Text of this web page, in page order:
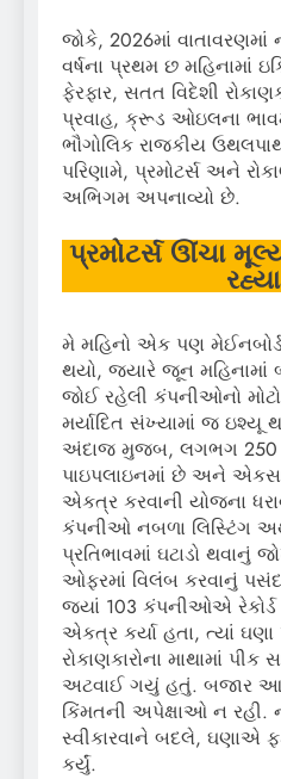
જોકે, 2026માં વાતાવરણમાં
વર્ષના પ્રથમ છ મહિનામાં
ફેરફાર, સતત વિદેશી
પ્રવાહ, ક્રૂડ ઓઇલના
ભૌગોલિક રાજકીય
પરિણામે, પ્રમોટર્સ અને
અભિગમ અપનાવ્યો છે.
પ્રમોટર્સ ઊંચા
મે મહિનો એક પણ મેઈનબોર્ડ
થયો, જ્યારે જૂન મહિનામાં
જોઈ રહેલી કંપનીઓનો
મર્યાદિત સંખ્યામાં જ ઇશ્યૂ
અંદાજ મુજબ, લગભગ 250
પાઇપલાઇનમાં છે અને
એકત્ર કરવાની યોજના
કંપનીઓ નબળા લિસ્ટિંગ
પ્રતિભાવમાં ઘટાડો થવાનું
ઓફરમાં વિલંબ કરવાનું
જ્યાં 103 કંપનીઓએ રેકોર્ડ
એકત્ર કર્યા હતા, ત્યાં ઘણા
રોકાણકારોના માથામાં
અટવાઈ ગયું હતું. બજાર
કિંમતની અપેક્ષાઓ ન રહી.
સ્વીકારવાને બદલે, ઘણાએ
કર્યું.